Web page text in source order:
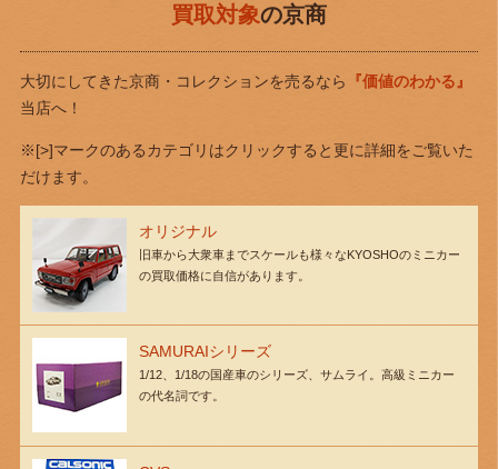
買取対象の京商
大切にしてきた京商・コレクションを売るなら
『価値のわかる』
当店へ！
※[>]マークのあるカテゴリはクリックすると更に詳細をご覧いた
だけます。
オリジナル
旧車から大衆車までスケールも様々なKYOSHOのミニカー
の買取価格に自信があります。
SAMURAIシリーズ
1/12、1/18の国産車のシリーズ、サムライ。高級ミニカー
の代名詞です。